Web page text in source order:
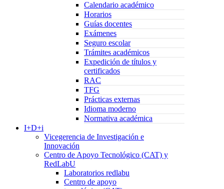
Calendario académico
Horarios
Guías docentes
Exámenes
Seguro escolar
Trámites académicos
Expedición de títulos y
certificados
RAC
TFG
Prácticas externas
Idioma moderno
Normativa académica
I+D+i
Vicegerencia de Investigación e
Innovación
Centro de Apoyo Tecnológico (CAT) y
RedLabU
Laboratorios redlabu
Centro de apoyo